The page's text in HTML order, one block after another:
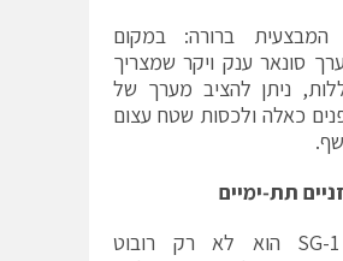
המבצעית ברורה: במקום
סונאר ענק ויקר שמצריך
ניתן להציב מערך של
כאלה ולכסות שטח עצום
תת‐ימיים
SG-1 Fathom הוא לא רק רובוט